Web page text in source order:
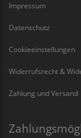
Impressum
Datenschutz
Cookieeinstellungen
Widerrufsrecht &
Zahlung und Versand